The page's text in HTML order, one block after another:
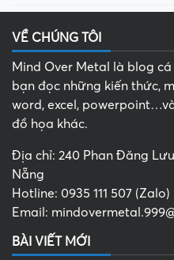
VỀ CHÚNG TÔI
Mind Over Metal là blog
bạn đọc những kiến thức,
word, excel,
đồ họa khác.
Địa chỉ: 240 Phan Đăng
Nẵng
Hotline: 0935 111 507 (Zalo)
Email:
BÀI VIẾT MỚI